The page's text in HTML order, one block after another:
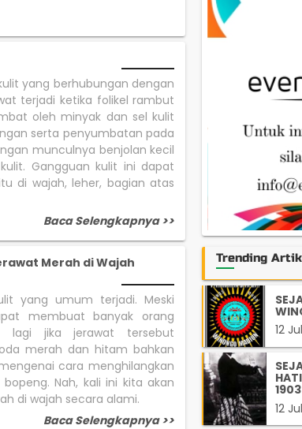
yang berhubungan dengan
terjadi ketika folikel rambut
oleh minyak dan sel kulit
serta penyumbatan pada
munculnya benjolan kecil
Gangguan kulit ini dapat
di wajah, leher, bagian atas
Baca Selengkapnya >>
Merah di Wajah
yang umum terjadi. Meski
membuat banyak orang
lagi jika jerawat tersebut
merah dan hitam bahkan
cara menghilangkan
Nah, kali ini kita akan
di wajah secara alami.
Baca Selengkapnya >>
Trending
12
1903
12